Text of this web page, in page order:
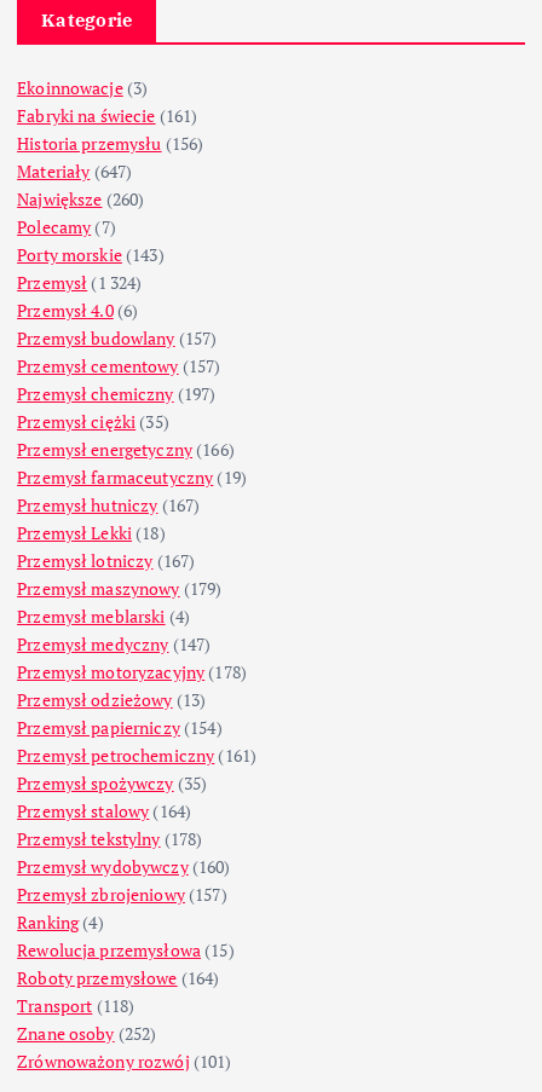
Kategorie
Ekoinnowacje(3)
Fabryki na świecie (161)
Historia przemysłu (156)
Materiały (647)
Największe (260)
Polecamy (7)
Porty morskie(143)
Przemysł (1 324)
Przemysł 4.0(6)
Przemysł budowlany (157)
Przemysł cementowy (157)
Przemysł chemiczny (197)
Przemysł ciężki (35)
Przemysł energetyczny (166)
Przemysł farmaceutyczny (19)
Przemysł hutniczy (167)
Przemysł Lekki (18)
Przemysł lotniczy (167)
Przemysł maszynowy (179)
Przemysł meblarski (4)
Przemysł medyczny (147)
Przemysł motoryzacyjny (178)
Przemysł odzieżowy (13)
Przemysł papierniczy(154)
Przemysł petrochemiczny (161)
Przemysł spożywczy (35)
Przemysł stalowy (164)
Przemysł tekstylny (178)
Przemysł wydobywczy(160)
Przemysł zbrojeniowy(157)
Ranking(4)
Rewolucja przemysłowa (15)
Roboty przemysłowe (164)
Transport (118)
Znane osoby (252)
Zrównoważony rozwój (101)